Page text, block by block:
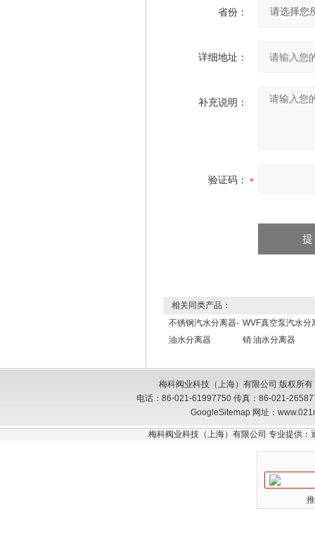
省份：
详细地址：
补充说明：
验证码：
相关同类产品：
不锈钢汽水分离器-
油水分离器
WVF真空泵汽水分
销 油水分离器
梅科阀业科技（上海）有限公司 版权所
电话：86-021-61997750 传真：86-021-
GoogleSitemap网址：
梅科阀业科技（上海）有限公司 专业提供